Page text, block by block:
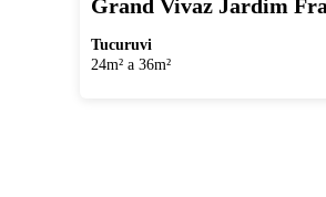
Grand Vivaz Jardim
Tucuruvi
24m² a 36m²